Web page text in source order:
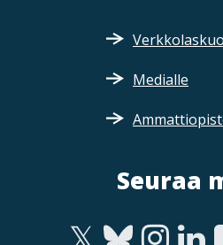
Medialle
Seuraa